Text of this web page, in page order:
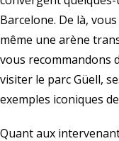
Barcelone. De là,
même une arène
vous recommandons
visiter le parc Güell,
exemples iconiques
Quant aux